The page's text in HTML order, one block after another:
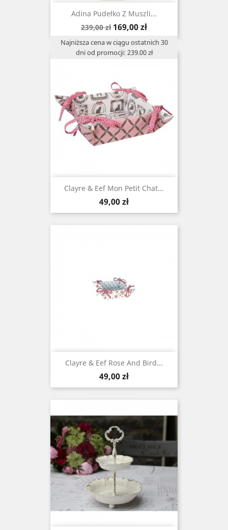
Adina Pudełko Z Muszli...
Cena
239,00 zł Cena
169,00 zł
Najniższa cena w ciągu ostatnich 30
dni od promocji: 239.00 zł
Clayre & Eef Mon Petit Chat...
Cena
49,00 zł
Clayre & Eef Rose And Bird...
Cena
49,00 zł